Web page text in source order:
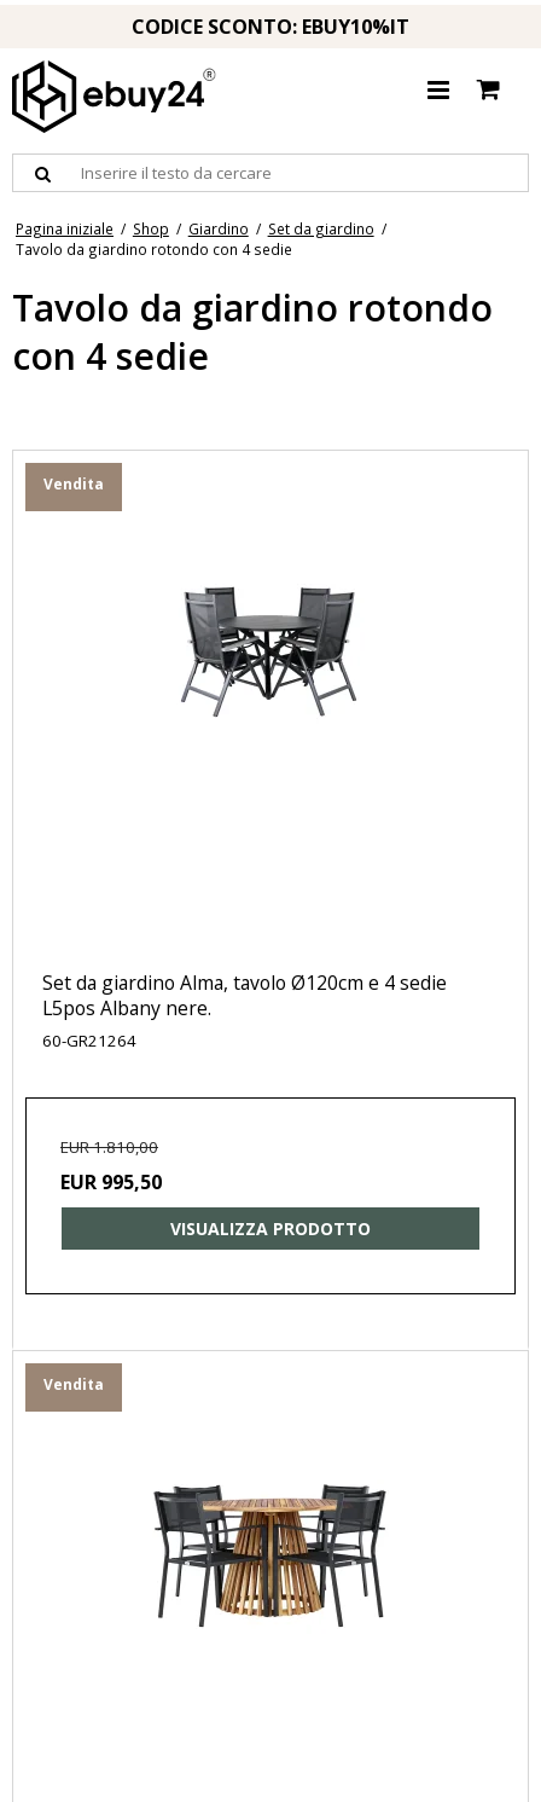
CODICE SCONTO: EBUY10%IT
Pagina iniziale / Shop / Giardino / Set da giardino /
Tavolo da giardino rotondo con 4 sedie
Tavolo da giardino rotondo
con 4 sedie
Vendita
Set da giardino Alma, tavolo Ø120cm e 4 sedie
L5pos Albany nere.
60-GR21264
EUR 1.810,00
EUR 995,50
VISUALIZZA PRODOTTO
Vendita